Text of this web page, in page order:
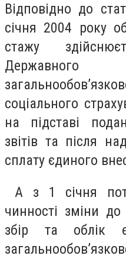
Відповідно до
січня 2004 року
стажу
соціального
на підставі
звітів та після
сплату єдиного
А з 1 січня
чинності зміни
збір та облік